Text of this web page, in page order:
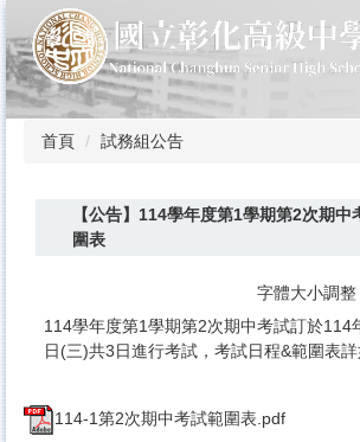
到
主
要
內
首頁 試務組公告
【公告】114學年度第1學期第2次期中
圍表
字體大小調整
114學年度第1學期第2次期中考試訂於114
日(三)共3日進行考試，考試日程&範圍表
114-1第2次期中考試範圍表.pdf